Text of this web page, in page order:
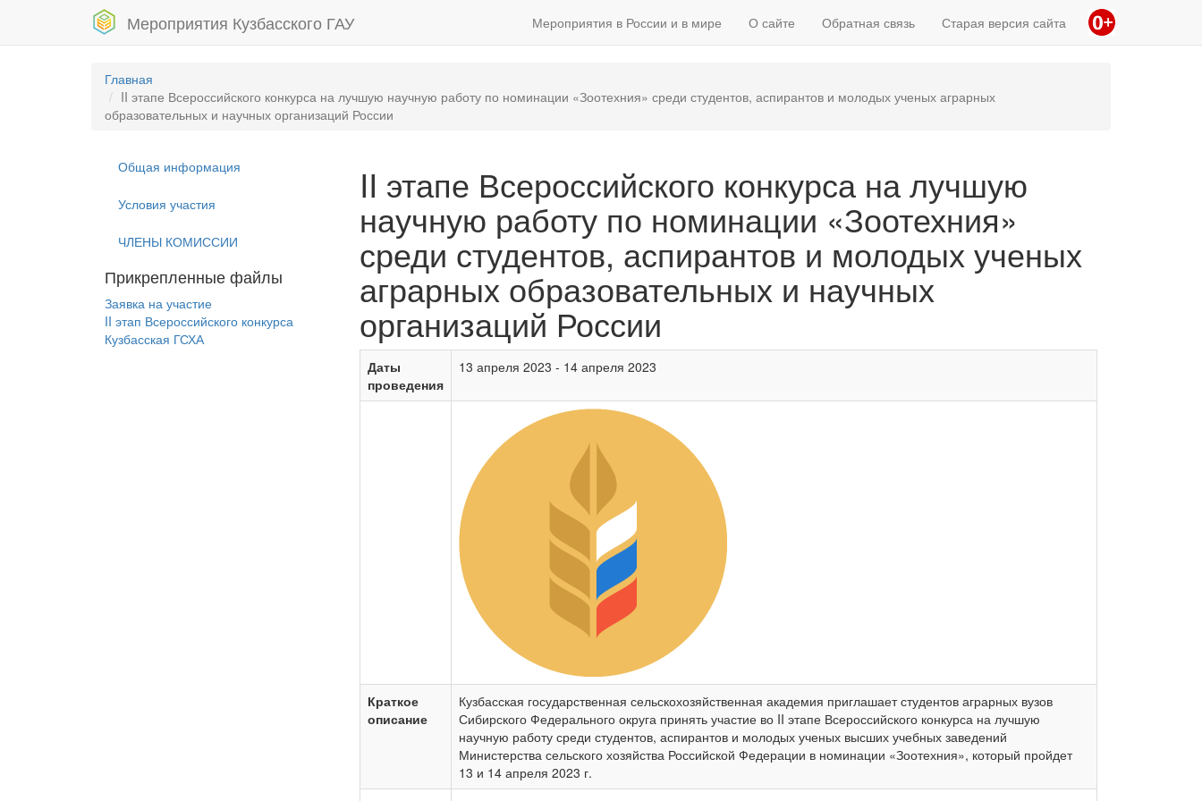
Мероприятия Кузбасского ГАУ Мероприятия в России и в мире О сайте Обратная связь Старая версия сайта
Главная
II этапе Всероссийского конкурса на лучшую научную работу по номинации «Зоотехния» среди студентов, аспирантов и молодых ученых аграрных
образовательных и научных организаций России
Общая информация
Условия участия
ЧЛЕНЫ КОМИССИИ
Прикрепленные файлы
Заявка на участие
II этап Всероссийского конкурса
Кузбасская ГСХА
II этапе Всероссийского конкурса на лучшую
научную работу по номинации «Зоотехния»
среди студентов, аспирантов и молодых ученых
аграрных образовательных и научных
организаций России
Даты
проведения
13 апреля 2023 - 14 апреля 2023
Краткое
описание
Кузбасская государственная сельскохозяйственная академия приглашает студентов аграрных вузов
Сибирского Федерального округа принять участие во II этапе Всероссийского конкурса на лучшую
научную работу среди студентов, аспирантов и молодых ученых высших учебных заведений
Министерства сельского хозяйства Российской Федерации в номинации «Зоотехния», который пройдет
13 и 14 апреля 2023 г.